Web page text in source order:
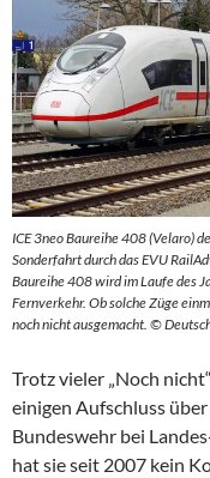
ICE 3neo Baureihe 408 (Velaro)
Sonderfahrt durch das EVU
Baureihe 408 wird im Laufe des
Fernverkehr. Ob solche Züge
noch nicht ausgemacht. ©
Trotz vieler „Noch
einigen Aufschluss
Bundeswehr bei
hat sie seit 2007 kein